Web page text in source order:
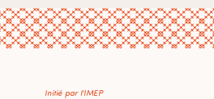
Initié par l'IMEP